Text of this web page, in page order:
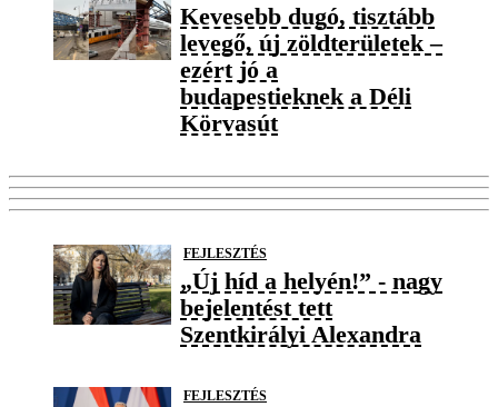
Kevesebb dugó, tisztább
levegő, új zöldterületek –
ezért jó a
budapestieknek a Déli
Körvasút
FEJLESZTÉS
„Új híd a helyén!” - nagy
bejelentést tett
Szentkirályi Alexandra
FEJLESZTÉS